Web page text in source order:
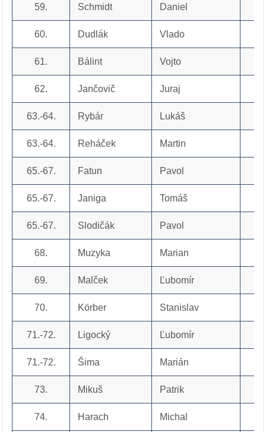
59. Schmidt Daniel
60. Dudlák Vlado
61. Bálint Vojto
62. Jančovič Juraj
63.-64. Rybár Lukáš
63.-64. Reháček Martin
65.-67. Fatun Pavol
65.-67. Janiga Tomáš
65.-67. Slodičák Pavol
68. Muzyka Marian
69. Malček Ľubomír
70. Körber Stanislav
71.-72. Ligocký Ľubomír
71.-72. Šima Marián
73. Mikuš Patrik
74. Harach Michal